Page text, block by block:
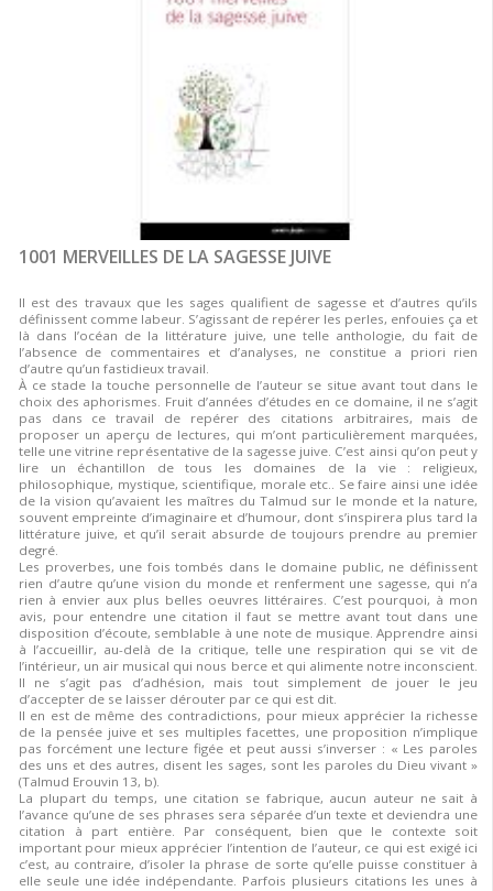
1001 MERVEILLES DE LA SAGESSE JUIVE
Il est des travaux que les sages qualifient de sagesse et d’autres qu’ils
définissent comme labeur. S’agissant de repérer les perles, enfouies ça et
là dans l’océan de la littérature juive, une telle anthologie, du fait de
l’absence de commentaires et d’analyses, ne constitue a priori rien
d’autre qu’un fastidieux travail.
À ce stade la touche personnelle de l’auteur se situe avant tout dans le
choix des aphorismes. Fruit d’années d’études en ce domaine, il ne s’agit
pas dans ce travail de repérer des citations arbitraires, mais de
proposer un aperçu de lectures, qui m’ont particulièrement marquées,
telle une vitrine représentative de la sagesse juive. C’est ainsi qu’on peut y
lire un échantillon de tous les domaines de la vie : religieux,
philosophique, mystique, scientifique, morale etc.. Se faire ainsi une idée
de la vision qu’avaient les maîtres du Talmud sur le monde et la nature,
souvent empreinte d’imaginaire et d’humour, dont s’inspirera plus tard la
littérature juive, et qu’il serait absurde de toujours prendre au premier
degré.
Les proverbes, une fois tombés dans le domaine public, ne définissent
rien d’autre qu’une vision du monde et renferment une sagesse, qui n’a
rien à envier aux plus belles oeuvres littéraires. C’est pourquoi, à mon
avis, pour entendre une citation il faut se mettre avant tout dans une
disposition d’écoute, semblable à une note de musique. Apprendre ainsi
à l’accueillir, au-delà de la critique, telle une respiration qui se vit de
l’intérieur, un air musical qui nous berce et qui alimente notre inconscient.
Il ne s’agit pas d’adhésion, mais tout simplement de jouer le jeu
d’accepter de se laisser dérouter par ce qui est dit.
Il en est de même des contradictions, pour mieux apprécier la richesse
de la pensée juive et ses multiples facettes, une proposition n’implique
pas forcément une lecture figée et peut aussi s’inverser : « Les paroles
des uns et des autres, disent les sages, sont les paroles du Dieu vivant »
(Talmud Erouvin 13, b).
La plupart du temps, une citation se fabrique, aucun auteur ne sait à
l’avance qu’une de ses phrases sera séparée d’un texte et deviendra une
citation à part entière. Par conséquent, bien que le contexte soit
important pour mieux apprécier l’intention de l’auteur, ce qui est exigé ici
c’est, au contraire, d’isoler la phrase de sorte qu’elle puisse constituer à
elle seule une idée indépendante. Parfois plusieurs citations les unes à